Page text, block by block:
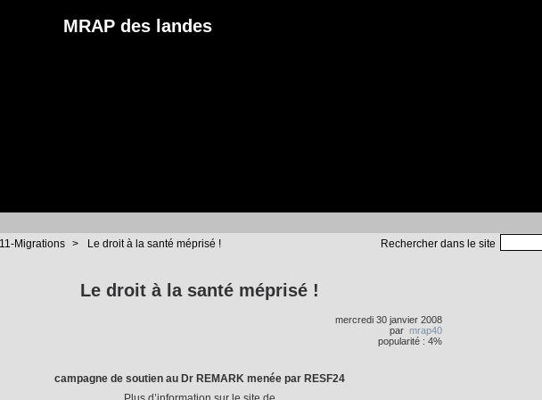
MRAP des landes
Rechercher dans le site
11-Migrations > Le droit à la santé méprisé !
Le droit à la santé méprisé !
mercredi 30 janvier 2008
par mrap40
popularité : 4%
campagne de soutien au Dr REMARK menée par RESF24